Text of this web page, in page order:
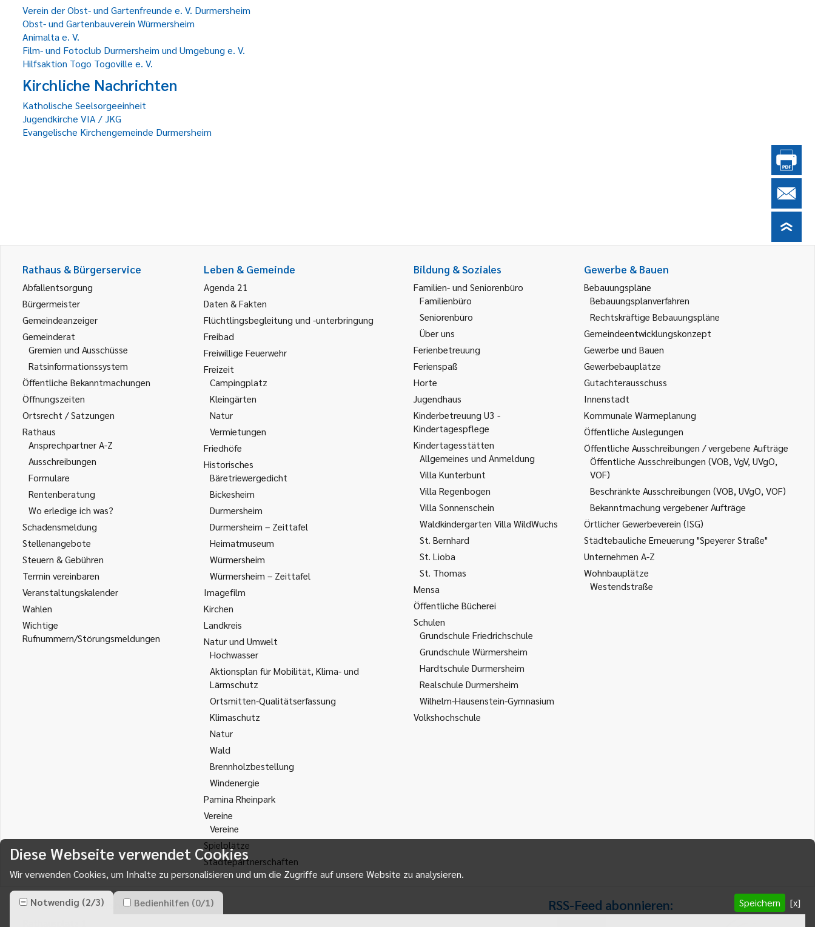
Verein der Obst- und Gartenfreunde e. V. Durmersheim
Obst- und Gartenbauverein Würmersheim
Animalta e. V.
Film- und Fotoclub Durmersheim und Umgebung e. V.
Hilfsaktion Togo Togoville e. V.
Kirchliche Nachrichten
Katholische Seelsorgeeinheit
Jugendkirche VIA / JKG
Evangelische Kirchengemeinde Durmersheim
Rathaus & Bürgerservice
Abfallentsorgung
Bürgermeister
Gemeindeanzeiger
Gemeinderat
Gremien und Ausschüsse
Ratsinformationssystem
Öffentliche Bekanntmachungen
Öffnungszeiten
Ortsrecht / Satzungen
Rathaus
Ansprechpartner A-Z
Ausschreibungen
Formulare
Rentenberatung
Wo erledige ich was?
Schadensmeldung
Stellenangebote
Steuern & Gebühren
Termin vereinbaren
Veranstaltungskalender
Wahlen
Wichtige
Rufnummern/Störungsmeldungen
Leben & Gemeinde
Agenda 21
Daten & Fakten
Flüchtlingsbegleitung und -unterbringung
Freibad
Freiwillige Feuerwehr
Freizeit
Campingplatz
Kleingärten
Natur
Vermietungen
Friedhöfe
Historisches
Bäretriewergedicht
Bickesheim
Durmersheim
Durmersheim – Zeittafel
Heimatmuseum
Würmersheim
Würmersheim – Zeittafel
Imagefilm
Kirchen
Landkreis
Natur und Umwelt
Hochwasser
Aktionsplan für Mobilität, Klima- und
Lärmschutz
Ortsmitten-Qualitätserfassung
Klimaschutz
Natur
Wald
Brennholzbestellung
Windenergie
Pamina Rheinpark
Vereine
Vereine
Spielplätze
Städtepartnerschaften
Bildung & Soziales
Familien- und Seniorenbüro
Familienbüro
Seniorenbüro
Über uns
Ferienbetreuung
Ferienspaß
Horte
Jugendhaus
Kinderbetreuung U3 -
Kindertagespflege
Kindertagesstätten
Allgemeines und Anmeldung
Villa Kunterbunt
Villa Regenbogen
Villa Sonnenschein
Waldkindergarten Villa WildWuchs
St. Bernhard
St. Lioba
St. Thomas
Mensa
Öffentliche Bücherei
Schulen
Grundschule Friedrichschule
Grundschule Würmersheim
Hardtschule Durmersheim
Realschule Durmersheim
Wilhelm-Hausenstein-Gymnasium
Volkshochschule
Gewerbe & Bauen
Bebauungspläne
Bebauungsplanverfahren
Rechtskräftige Bebauungspläne
Gemeindeentwicklungskonzept
Gewerbe und Bauen
Gewerbebauplätze
Gutachterausschuss
Innenstadt
Kommunale Wärmeplanung
Öffentliche Auslegungen
Öffentliche Ausschreibungen / vergebene Aufträge
Öffentliche Ausschreibungen (VOB, VgV, UVgO,
VOF)
Beschränkte Ausschreibungen (VOB, UVgO, VOF)
Bekanntmachung vergebener Aufträge
Örtlicher Gewerbeverein (ISG)
Städtebauliche Erneuerung "Speyerer Straße"
Unternehmen A-Z
Wohnbauplätze
Westendstraße
Gemeinde Durmersheim RSS-Feed abonnieren:
Diese Webseite verwendet Cookies
Wir verwenden Cookies, um Inhalte zu personalisieren und um die Zugriffe auf unsere Website zu analysieren.
Notwendig (2/3) Bedienhilfen (0/1) Speichern [x]